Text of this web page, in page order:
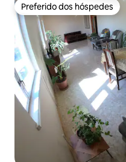
Preferido dos hóspedes
Preferido dos hóspedes